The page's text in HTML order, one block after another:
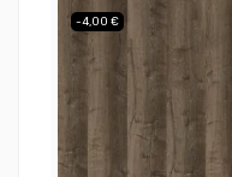
-4,00 €